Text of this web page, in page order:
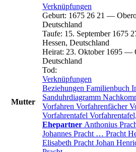
Mutter
Verknüpfungen
Geburt: 1675 26 21 —
Deutschland
Taufe: 15. September 1675
Hessen, Deutschland
Heirat: 23. Oktober 1695 —
Deutschland
Tod:
Verknüpfungen
Beziehungen Familienbuch
Sanduhrdiagramm
Vorfahren Vorfahrenfächer
Vorfahrentafel
Ehepartner Anthonius
Johannes Pracht … Pracht
Elisabeth Pracht Johan